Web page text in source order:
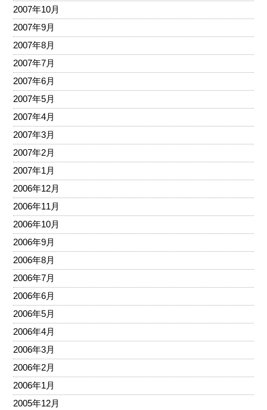
2007年10月
2007年9月
2007年8月
2007年7月
2007年6月
2007年5月
2007年4月
2007年3月
2007年2月
2007年1月
2006年12月
2006年11月
2006年10月
2006年9月
2006年8月
2006年7月
2006年6月
2006年5月
2006年4月
2006年3月
2006年2月
2006年1月
2005年12月